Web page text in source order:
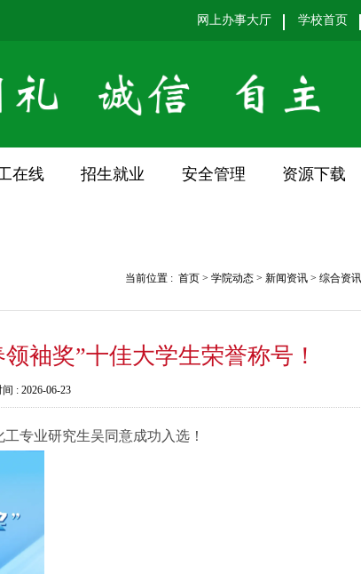
网上办事大厅 学校首页
在线 招生就业 安全管理 资源下载
当前位置 : 首页 >学院动态 >新闻资讯 >综合资
袖奖”十佳大学生荣誉称号！
: 2026-06-23
专业研究生吴同意成功入选！